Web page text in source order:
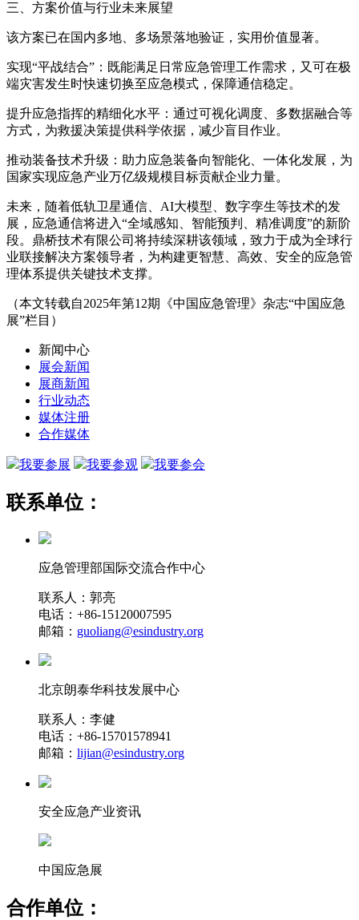
三、方案价值与行业未来展望
该方案已在国内多地、多场景落地验证，实用价值显著。
实现“平战结合”：既能满足日常应急管理工作需求，又可在极
端灾害发生时快速切换至应急模式，保障通信稳定。
提升应急指挥的精细化水平：通过可视化调度、多数据融合等
方式，为救援决策提供科学依据，减少盲目作业。
推动装备技术升级：助力应急装备向智能化、一体化发展，为
国家实现应急产业万亿级规模目标贡献企业力量。
未来，随着低轨卫星通信、AI大模型、数字孪生等技术的发
展，应急通信将进入“全域感知、智能预判、精准调度”的新阶
段。鼎桥技术有限公司将持续深耕该领域，致力于成为全球行
业联接解决方案领导者，为构建更智慧、高效、安全的应急管
理体系提供关键技术支撑。
（本文转载自2025年第12期《中国应急管理》杂志“中国应急
展”栏目）
新闻中心
展会新闻
展商新闻
行业动态
媒体注册
合作媒体
我要参展 我要参观 我要参会
联系单位：
应急管理部国际交流合作中心
联系人：郭亮
电话：+86-15120007595
邮箱： guoliang@esindustry.org
北京朗泰华科技发展中心
联系人：李健
电话：+86-15701578941
邮箱： lijian@esindustry.org
安全应急产业资讯
中国应急展
合作单位：